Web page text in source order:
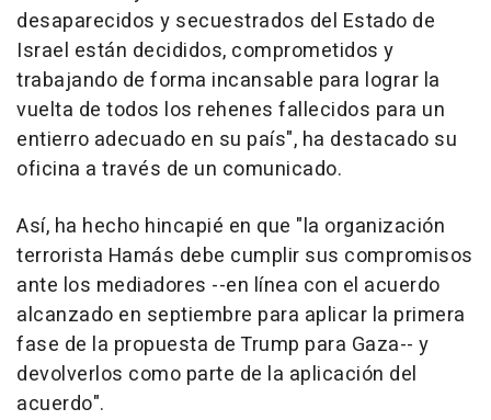
desaparecidos y secuestrados del Estado de
Israel están decididos, comprometidos y
trabajando de forma incansable para lograr la
vuelta de todos los rehenes fallecidos para un
entierro adecuado en su país", ha destacado su
oficina a través de un comunicado.
Así, ha hecho hincapié en que "la organización
terrorista Hamás debe cumplir sus compromisos
ante los mediadores --en línea con el acuerdo
alcanzado en septiembre para aplicar la primera
fase de la propuesta de Trump para Gaza-- y
devolverlos como parte de la aplicación del
acuerdo".